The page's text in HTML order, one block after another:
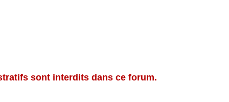
sont interdits dans ce forum.